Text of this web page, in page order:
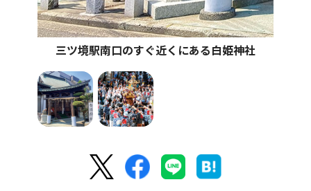
三ツ境駅南口のすぐ近くにある白姫神社